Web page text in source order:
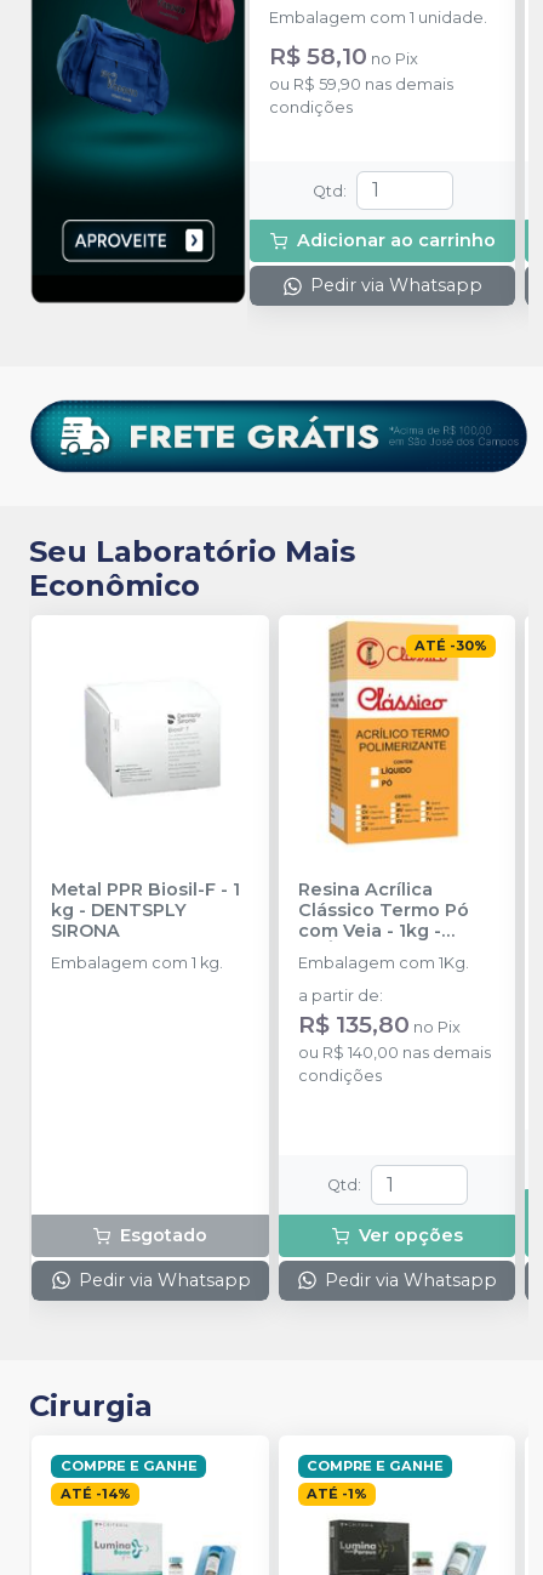
Embalagem com 1 unidade.
R$ 58,10 no Pix
ou R$ 59,90 nas demais
condições
Qtd:
Adicionar ao carrinho
Pedir via Whatsapp
Seu Laboratório Mais
Econômico
Metal PPR Biosil-F - 1
kg - DENTSPLY
SIRONA
Embalagem com 1 kg.
Esgotado
Pedir via Whatsapp
ATÉ -30%
Resina Acrílica
Clássico Termo Pó
com Veia - 1kg -
CLÁSSICO
Embalagem com 1Kg.
a partir de:
R$ 135,80 no Pix
ou R$ 140,00 nas demais
condições
Qtd :
Ver opções
Pedir via Whatsapp
Cirurgia
COMPRE E GANHE
ATÉ -14%
COMPRE E GANHE
ATÉ -1%